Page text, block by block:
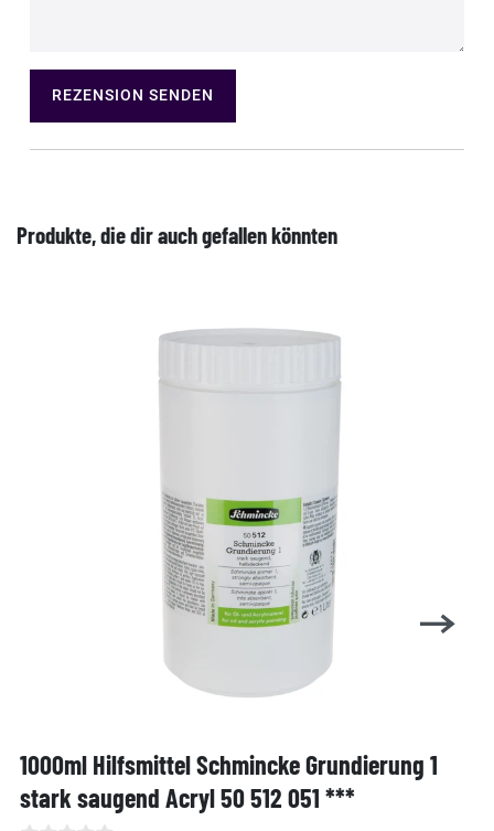
REZENSION SENDEN
Produkte, die dir auch gefallen könnten
1000ml Hilfsmittel Schmincke Grundierung 1
stark saugend Acryl 50 512 051 ***